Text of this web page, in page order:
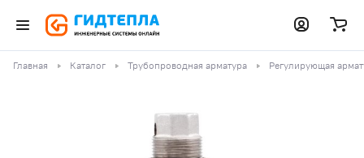
Главная Каталог Трубопроводная арматура Регулирующая